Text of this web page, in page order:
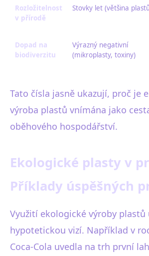
Rozložitelnost
v přírodě
Stovky let (většina
Dopad na
biodiverzitu
Výrazný negativní
(mikroplasty, toxiny)
Tato čísla jasně ukazují, proč je
výroba plastů vnímána jako
oběhového hospodářství.
Ekologické plasty v
Příklady úspěšných
Využití ekologické výroby plastů
hypotetickou vizí. Například v
Coca-Cola uvedla na trh první